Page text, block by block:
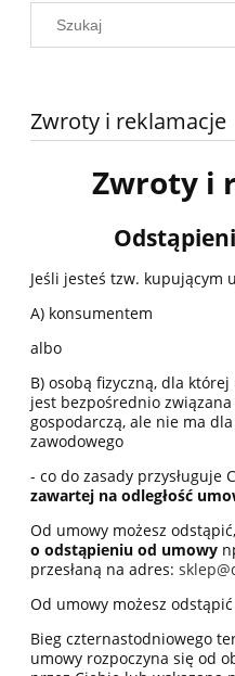
Zwroty i reklamacje
Zwroty i
Jeśli jesteś tzw. kupującym
A) konsumentem
albo
B) osobą fizyczną, dla
jest bezpośrednio związana
gospodarczą, ale nie ma
zawodowego
- co do zasady przysługuje
zawartej na odległość
Od umowy możesz
o odstąpieniu od umowy
przesłaną na adres:
Od umowy możesz
Bieg czternastodniowego
umowy rozpoczyna się od